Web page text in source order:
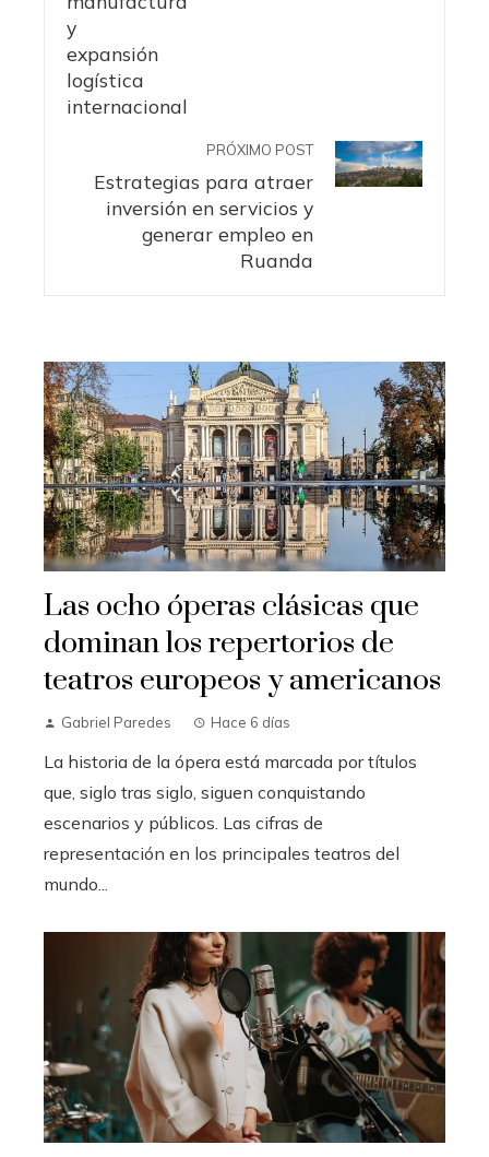
PRÓXIMO POST
Estrategias para atraer
inversión en servicios y
generar empleo en
Ruanda
Las ocho óperas clásicas que
dominan los repertorios de
teatros europeos y americanos
Gabriel Paredes Hace 6 días
La historia de la ópera está marcada por títulos
que, siglo tras siglo, siguen conquistando
escenarios y públicos. Las cifras de
representación en los principales teatros del
mundo...